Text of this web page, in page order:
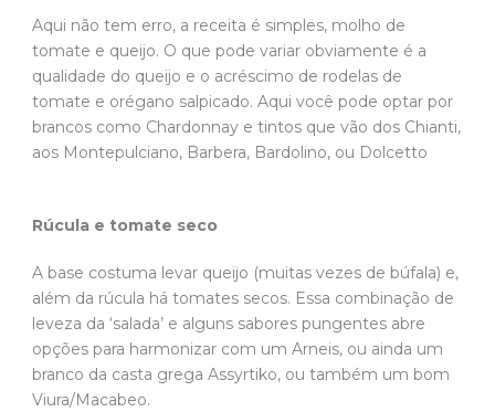
Aqui não tem erro, a receita é simples, molho de
tomate e queijo. O que pode variar obviamente é a
qualidade do queijo e o acréscimo de rodelas de
tomate e orégano salpicado. Aqui você pode optar por
brancos como Chardonnay e tintos que vão dos Chianti,
aos Montepulciano, Barbera, Bardolino, ou Dolcetto
Rúcula e tomate seco
A base costuma levar queijo (muitas vezes de búfala) e,
além da rúcula há tomates secos. Essa combinação de
leveza da ‘salada’ e alguns sabores pungentes abre
opções para harmonizar com um Arneis, ou ainda um
branco da casta grega Assyrtiko, ou também um bom
Viura/Macabeo.